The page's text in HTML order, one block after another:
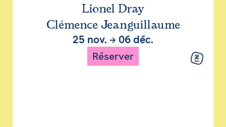
Lionel Dray
Clémence Jeanguillaume
25 nov. → 06 déc.
Réserver